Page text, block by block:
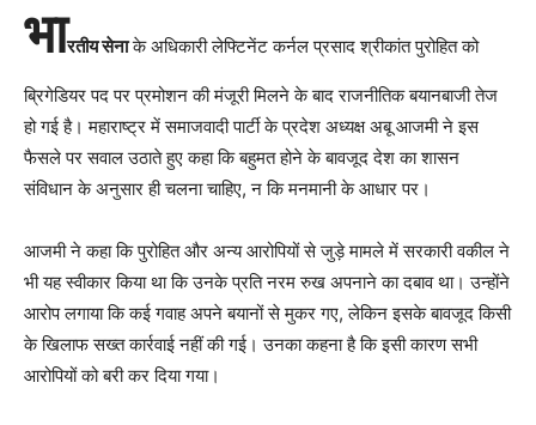
भारतीय सेनाके अधिकारी लेफ्टिनेंट कर्नल प्रसाद श्रीकांत पुरोहित को
ब्रिगेडियर पद पर प्रमोशन की मंजूरी मिलने के बाद राजनीतिक बयानबाजी तेज
हो गई है। महाराष्ट्र में समाजवादी पार्टी के प्रदेश अध्यक्ष अबू आजमी ने इस
फैसले पर सवाल उठाते हुए कहा कि बहुमत होने के बावजूद देश का शासन
संविधान के अनुसार ही चलना चाहिए, न कि मनमानी के आधार पर।
आजमी ने कहा कि पुरोहित और अन्य आरोपियों से जुड़े मामले में सरकारी वकील ने
भी यह स्वीकार किया था कि उनके प्रति नरम रुख अपनाने का दबाव था। उन्होंने
आरोप लगाया कि कई गवाह अपने बयानों से मुकर गए, लेकिन इसके बावजूद किसी
के खिलाफ सख्त कार्रवाई नहीं की गई। उनका कहना है कि इसी कारण सभी
आरोपियों को बरी कर दिया गया।